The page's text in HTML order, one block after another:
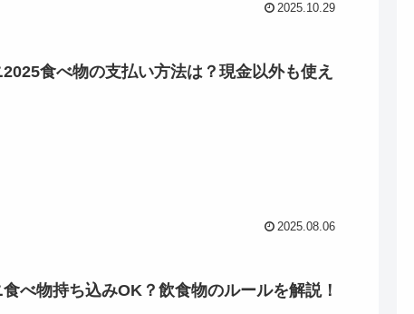
2025.10.29
食べ物の支払い方法は？現金以外も使え
2025.08.06
べ物持ち込みOK？飲食物のルールを解説！